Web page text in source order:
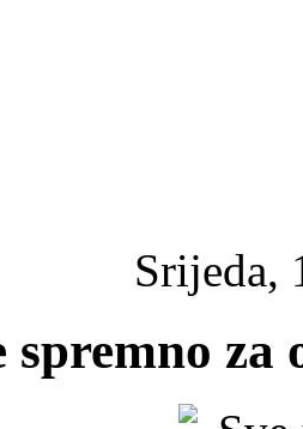
Srijeda,
spremno